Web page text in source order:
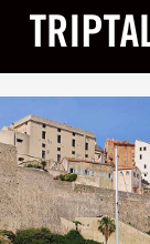
de
inhoud